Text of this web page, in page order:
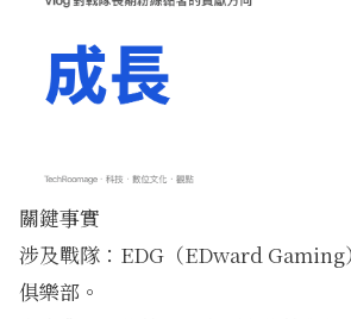
關鍵事實
涉及戰隊：EDG（EDward Gaming
俱樂部。